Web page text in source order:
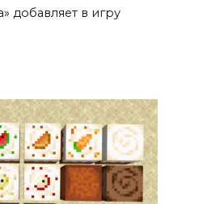
добавляет в игру